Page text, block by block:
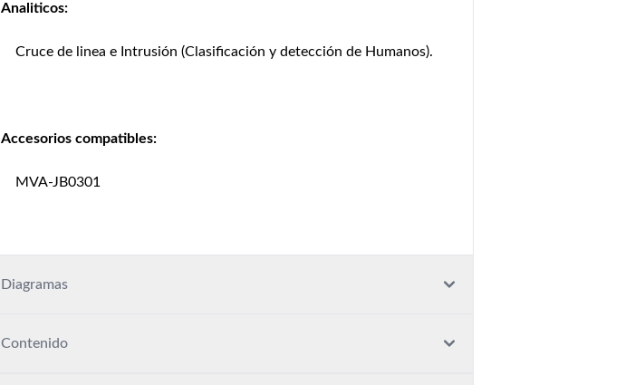
Analiticos:
Cruce de linea e Intrusión (Clasificación y detección de Humanos).
Accesorios compatibles:
MVA-JB0301
Diagramas
Contenido